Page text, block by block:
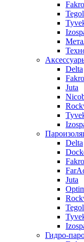
Fakro
Delta
Fakro
Juta
Delta
Fakro
Juta
Гидро-